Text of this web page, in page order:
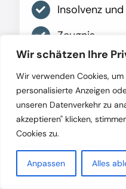
Wir schätzen Ihre
Wir verwenden Cookies,
personalisierte Anzeigen
unseren Datenverkehr zu
akzeptieren" klicken,
Cookies zu.
Anpassen Alles
Insolvenz
Zeugnis